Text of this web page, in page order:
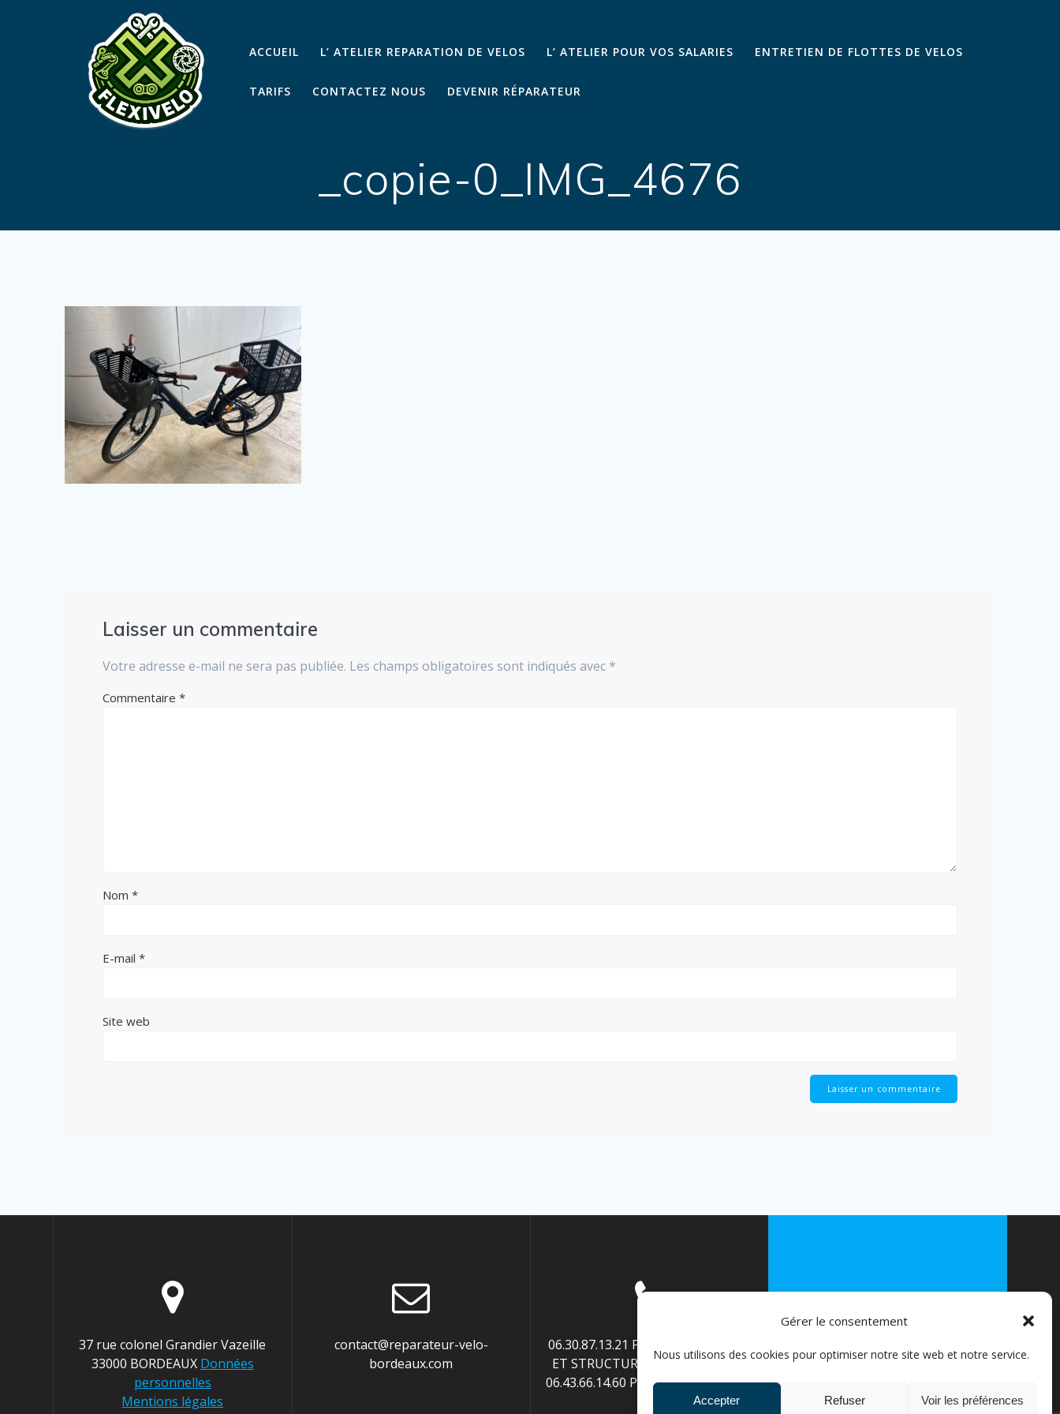
Gérer le consentement
Nous utilisons des cookies pour optimiser notre site web et notre service.
Accepter Refuser Voir les préférences
ACCUEIL L’ ATELIER REPARATION DE VELOS L’ ATELIER POUR VOS SALARIES ENTRETIEN DE FLOTTES DE VELOS
TARIFS CONTACTEZ NOUS DEVENIR RÉPARATEUR
_copie-0_IMG_4676
Laisser un commentaire
Votre adresse e-mail ne sera pas publiée. Les champs obligatoires sont indiqués avec *
Commentaire*
Nom*
E-mail*
Site web
37 rue colonel Grandier Vazeille
33000 BORDEAUX Données
personnelles
Mentions légales
contact@reparateur-velo-
bordeaux.com
06.30.87.13.21 POUR ENTREPRISES
ET STRUCTURES PUBLIQUES ////
06.43.66.14.60 POUR PARTICULIERS
© 2026 FLEXIVELO. Construit avec
WordPress et lethème Mesmerize